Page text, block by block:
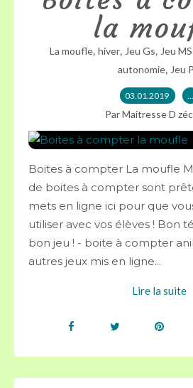
la
La moufle, hiver, Jeu Gs, Jeu MS
autonomie, Jeu
03.01.2019 …
Par Maitresse D
Boites à compter La moufle
de boites à compter sont
mets en ligne ici pour que
utiliser avec vos élèves ! Bon
bon jeu ! - boite à compter
autres jeux mis en ligne...
Lire la suite